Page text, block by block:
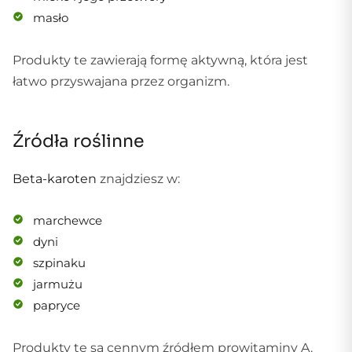
masło
Produkty te zawierają formę aktywną, która jest
łatwo przyswajana przez organizm.
Źródła roślinne
Beta-karoten znajdziesz w:
marchewce
dyni
szpinaku
jarmużu
papryce
Produkty te są cennym źródłem prowitaminy A.